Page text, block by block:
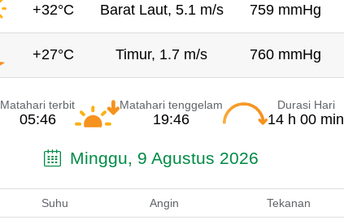
+32°C Barat Laut, 5.1 m/s 759 mmHg
+27°C Timur, 1.7 m/s 760 mmHg
Matahari terbit
05:46
Matahari tenggelam
19:46
Durasi Hari
14 h 00 min
Minggu, 9 Agustus 2026
Suhu Angin Tekanan